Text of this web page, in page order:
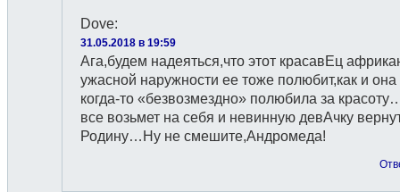
Dove:
31.05.2018 в 19:59
Ага,будем надеяться,что этот красавЕц
ужасной наружности ее тоже полюбит,как и она
когда-то «безвозмездно» полюбила за
все возьмет на себя и невинную девАчку
Родину…Ну не смешите,Андромеда!